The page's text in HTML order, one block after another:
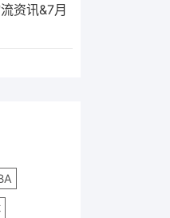
资讯&7月